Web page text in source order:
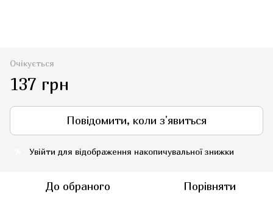
Очікується
137 грн
Повідомити, коли з'явиться
Увійти для відображення накопичувальної знижки
До обраного Порівняти